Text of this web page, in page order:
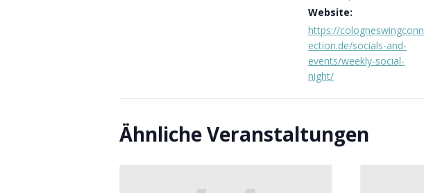
Website:
https://cologneswingconn
ection.de/socials-and-
events/weekly-social-
night/
Ähnliche Veranstaltungen